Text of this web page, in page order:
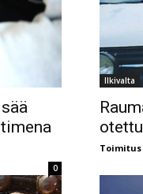
0
Ilkivalta
Toimitus